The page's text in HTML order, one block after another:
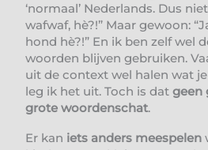
‘normaal’ Nederlands. Dus
wafwaf, hè?!” Maar gewoon:
hond hè?!” En ik ben zelf wel
woorden blijven gebruiken.
uit de context wel halen wat
leg ik het uit. Toch is dat geen
grote woordenschat.
Er kan iets anders meespelen